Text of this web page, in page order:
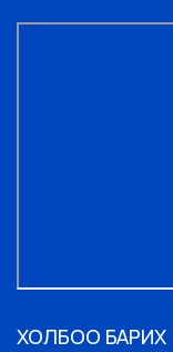
ХОЛБОО БАРИХ